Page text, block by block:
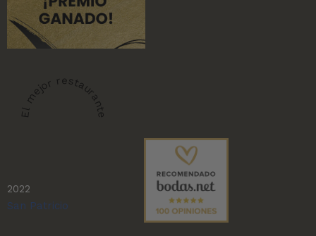
El mejor restaurante
2022
San Patricio